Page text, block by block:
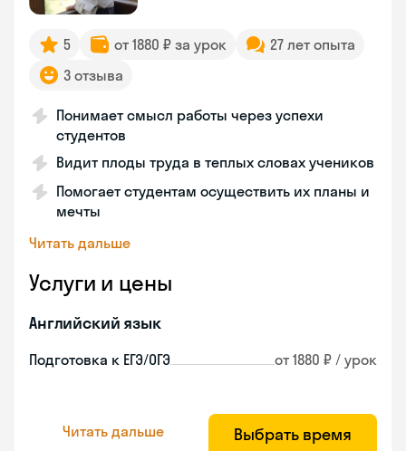
5 от 1880 ₽ за урок
27 лет опыта
3 отзыва
Понимает смысл работы через успехи
студентов
Видит плоды труда в теплых словах учеников
Помогает студентам осуществить их планы и
мечты
Читать дальше
Услуги и цены
Английский язык
Подготовка к ЕГЭ/ОГЭ от 1880 ₽ / урок
Читать дальше Выбрать время